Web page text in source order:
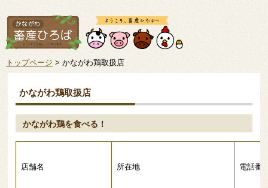
トップページ > かながわ鶏取扱店
かながわ鶏取扱店
かながわ鶏を食べる！
店舗名 所在地 電話番